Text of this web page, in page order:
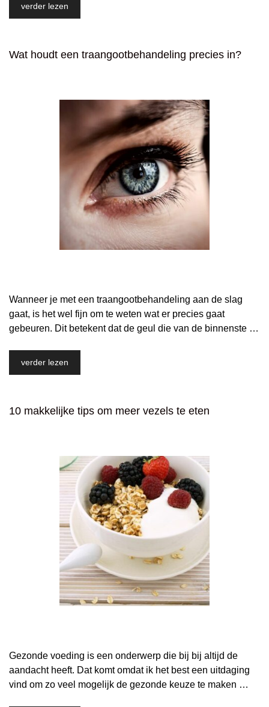
verder lezen
Wat houdt een traangootbehandeling precies in?
Wanneer je met een traangootbehandeling aan de slag
gaat, is het wel fijn om te weten wat er precies gaat
gebeuren. Dit betekent dat de geul die van de binnenste …
verder lezen
10 makkelijke tips om meer vezels te eten
Gezonde voeding is een onderwerp die bij bij altijd de
aandacht heeft. Dat komt omdat ik het best een uitdaging
vind om zo veel mogelijk de gezonde keuze te maken …